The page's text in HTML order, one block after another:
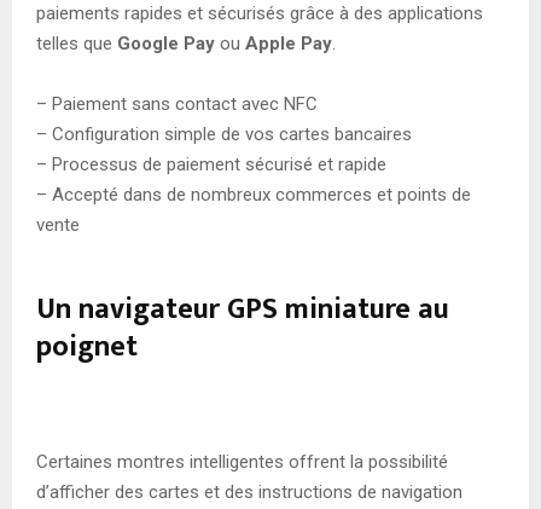
paiements rapides et sécurisés grâce à des applications
telles que Google Pay ou Apple Pay.
– Paiement sans contact avec NFC
– Configuration simple de vos cartes bancaires
– Processus de paiement sécurisé et rapide
– Accepté dans de nombreux commerces et points de
vente
Un navigateur GPS miniature au
poignet
Certaines montres intelligentes offrent la possibilité
d’afficher des cartes et des instructions de navigation